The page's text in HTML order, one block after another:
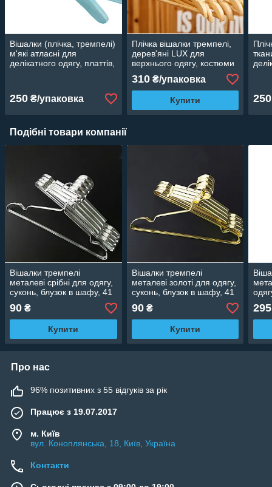
Вішалки (плічка, тремпелі)
м'які атласні для
делікатного одягу, платтів,
250 ₴/упаковка
Плічка вішалки тремпелі,
дерев'яні LUX для
верхнього одягу, костюми
лаковані 5 шт., 44 см
310₴/упаковка
Купити 250
Подібні товари компанії
Вішалки тремпелі
металеві срібні для одягу,
суконь, блузок в шафу, 41
90 ₴
Купити
Вішалки тремпелі
металеві золоті для одягу,
суконь, блузок в шафу, 41
90₴
Купити
295
Про нас
96% позитивних з 55 відгуків за рік
Працює з 19.07.2017
м. Київ
вул. Коноплянська, 18, Київ, Україна
Контакти